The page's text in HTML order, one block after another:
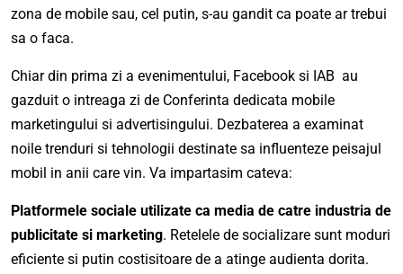
zona de mobile sau, cel putin, s-au gandit ca poate ar trebui
sa o faca.
Chiar din prima zi a evenimentului, Facebook si IAB au
gazduit o intreaga zi de Conferinta dedicata mobile
marketingului si advertisingului. Dezbaterea a examinat
noile trenduri si tehnologii destinate sa influenteze peisajul
mobil in anii care vin. Va impartasim cateva:
Platformele sociale utilizate ca media de catre industria de
publicitate si marketing. Retelele de socializare sunt moduri
eficiente si putin costisitoare de a atinge audienta dorita.